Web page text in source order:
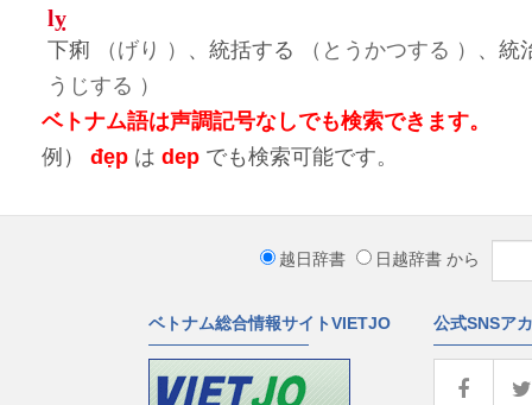
lỵ
下痢 （げり ） 、統括する （とうかつする ） 、統
うじする ）
ベトナム語は声調記号なしでも検索できます。
例）
đẹp は dep でも検索可能です。
越日辞書 日越辞書 から
ベトナム総合情報サイトVIETJO 公式SNSア